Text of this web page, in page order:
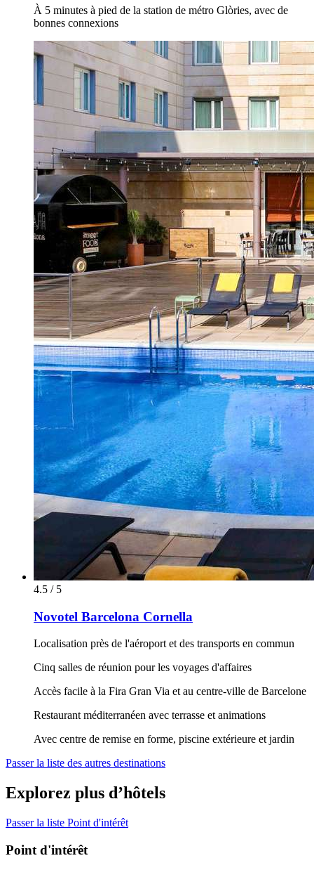
À 5 minutes à pied de la station de métro Glòries, avec de
bonnes connexions
4.5 / 5
Novotel Barcelona Cornella
Localisation près de l'aéroport et des transports en commun
Cinq salles de réunion pour les voyages d'affaires
Accès facile à la Fira Gran Via et au centre-ville de Barcelone
Restaurant méditerranéen avec terrasse et animations
Avec centre de remise en forme, piscine extérieure et jardin
Passer la liste des autres destinations
Explorez plus d’hôtels
Passer la liste Point d'intérêt
Point d'intérêt